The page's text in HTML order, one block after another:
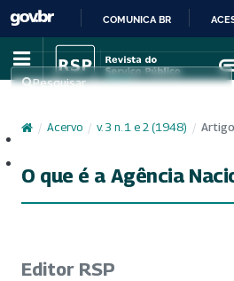
IR
PARA
COMUNICA BR
Pesquisar
/ Acervo / v. 3 n. 1 e 2 (1948) /
O que é a Agência
Editor RSP